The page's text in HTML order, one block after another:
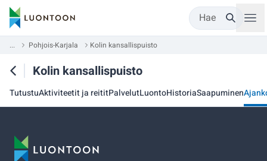
Hae
... Pohjois-Karjala Kolin kansallispuisto
Kolin kansallispuisto
TutustuAktiviteetit ja reititPalvelutLuontoHistoriaSaapuminen